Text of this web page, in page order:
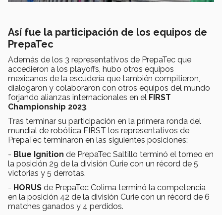
Así fue la participación de los equipos de
PrepaTec
Además de los 3 representativos de PrepaTec que
accedieron a los playoffs, hubo otros equipos
mexicanos de la escudería que también compitieron,
dialogaron y colaboraron con otros equipos del mundo
forjando alianzas internacionales en el FIRST
Championship 2023.
Tras terminar su participación en la primera ronda del
mundial de robótica FIRST los representativos de
PrepaTec terminaron en las siguientes posiciones:
- Blue Ignition de PrepaTec Saltillo terminó el torneo en
la posición 29 de la división Curie con un récord de 5
victorias y 5 derrotas.
- HORUS de PrepaTec Colima terminó la competencia
en la posición 42 de la división Curie con un récord de 6
matches ganados y 4 perdidos.